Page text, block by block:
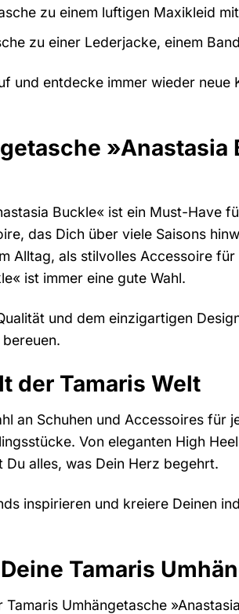
zu einem luftigen Maxikleid
zu einer Lederjacke, einem
und entdecke immer wieder
Buckle« ist ein Must-Have
das Dich über viele Saisons
Alltag, als stilvolles Accessoire
ist immer eine gute Wahl.
und dem einzigartigen
der Tamaris Welt
an Schuhen und Accessoires für
Von eleganten High
alles, was Dein Herz begehrt.
inspirieren und kreiere Deinen
Tamaris
Tamaris Umhängetasche